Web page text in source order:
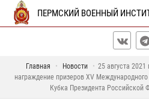
ПЕРМСКИЙ ВОЕННЫЙ
Главная Новости
25 августа
награждение призеров ХV
Кубка Президента Российской